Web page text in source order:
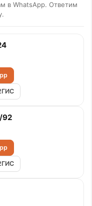
в WhatsApp. Ответим
92